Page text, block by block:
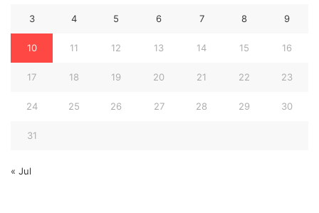
3 4 5 6 7 8 9
10 11 12 13 14 15 16
17 18 19 20 21 22 23
24 25 26 27 28 29 30
31
« Jul